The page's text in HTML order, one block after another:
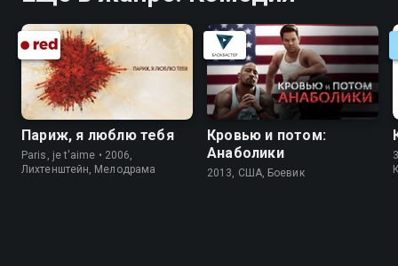
Париж, я люблю тебя
Paris, je t'aime • 2006,
Лихтенштейн, Мелодрама
Кровью и потом:
Анаболики
2013, США, Боевик